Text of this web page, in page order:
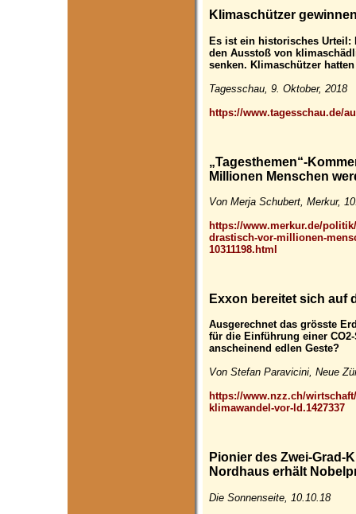
Klimaschützer
Es ist ein historisches Urteil:
den Ausstoß von
senken. Klimaschützer
Tagesschau, 9. Oktober, 2018
https://www.tagesschau.de/
„Tagesthemen“-
Millionen Menschen
Von Merja Schubert, Merkur,
https://www.merkur.de/
drastisch-vor-millionen-
10311198.html
Exxon bereitet sich auf
Ausgerechnet das grösste
für die Einführung einer
anscheinend edlen Geste?
Von Stefan Paravicini, Neue
https://www.nzz.ch/
klimawandel-vor-ld.1427337
Pionier des Zwei-Grad-
Nordhaus erhält
Die Sonnenseite, 10.10.18